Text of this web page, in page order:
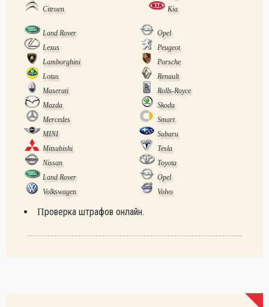
Citroen
Kia
Land Rover
Opel
Lexus
Peugeot
Lamborghini
Porsche
Lotus
Renault
Maserati
Rolls-Royce
Mazda
Skoda
Mercedes
Smart
MINI
Subaru
Mitsubishi
Tesla
Nissan
Toyota
Land Rover
Opel
Volkswagen
Volvo
Проверка штрафов онлайн.